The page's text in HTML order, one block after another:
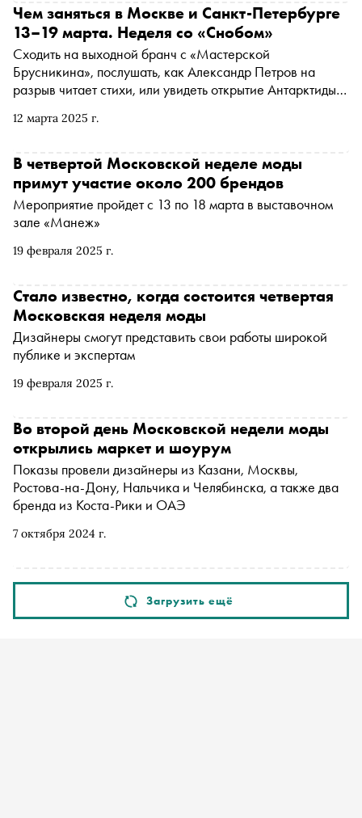
12 марта 2025 г.
Чем заняться в Москве и Санкт-Петербурге
13–19 марта. Неделя со «Снобом»
Сходить на выходной бранч с «Мастерской
Брусникина», послушать, как Александр Петров на
разрыв читает стихи, или увидеть открытие Антарктиды в
сходить на ближайшей неделе
19 февраля 2025 г.
В четвертой Московской неделе моды
примут участие около 200 брендов
Мероприятие пройдет с 13 по 18 марта в выставочном
зале «Манеж»
19 февраля 2025 г.
Стало известно, когда состоится четвертая
Московская неделя моды
Дизайнеры смогут представить свои работы широкой
публике и экспертам
7 октября 2024 г.
Во второй день Московской недели моды
открылись маркет и шоурум
Показы провели дизайнеры из Казани, Москвы,
Ростова-на-Дону, Нальчика и Челябинска, а также два
бренда из Коста-Рики и ОАЭ
Загрузить ещё